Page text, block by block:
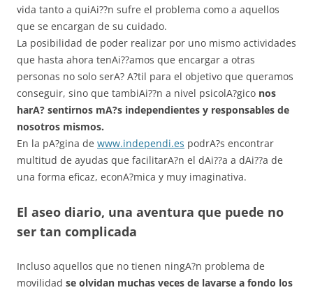
vida tanto a quiAi??n sufre el problema como a aquellos
que se encargan de su cuidado.
La posibilidad de poder realizar por uno mismo actividades
que hasta ahora tenAi??amos que encargar a otras
personas no solo serA? A?til para el objetivo que queramos
conseguir, sino que tambiAi??n a nivel psicolA?gico nos
harA? sentirnos mA?s independientes y responsables de
nosotros mismos.
En la pA?gina de www.independi.es podrA?s encontrar
multitud de ayudas que facilitarA?n el dAi??a a dAi??a de
una forma eficaz, econA?mica y muy imaginativa.
El aseo diario, una aventura que puede no
ser tan complicada
Incluso aquellos que no tienen ningA?n problema de
movilidad se olvidan muchas veces de lavarse a fondo los